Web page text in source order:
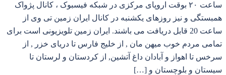
ساعت ۲۰ بوقت اروپای مرکزی در شبکه فیسبوک ، کانال پژواک
همبستگی و نیز روزهای یکشنبه در کانال ایران زمین تی وی از
ساعت 20 قابل دریافت می باشند. ایران زمین تلویزیونی است برای
تمامی مردم خوب میهن مان , از خلیج فارس تا دریای خزر , از
سرخس تا اهواز و آبادان داغ آتشین, از کردستان و لرستان تا
سیستان و بلوچستان و […]